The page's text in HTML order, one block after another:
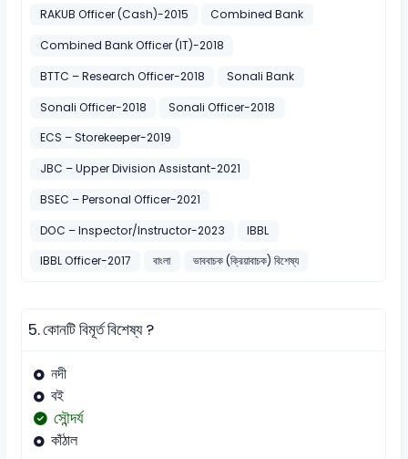
RAKUB Officer (Cash)-2015
Combined Bank
Combined Bank Officer (IT)-2018
BTTC – Research Officer-2018
Sonali Bank
Sonali Officer-2018
Sonali Officer-2018
ECS – Storekeeper-2019
JBC – Upper Division Assistant-2021
BSEC – Personal Officer-2021
DOC – Inspector/Instructor-2023
IBBL
IBBL Officer-2017
বাংলা ভাববাচক (ক্রিয়াবাচক) বিশেষ্য
5.কোনটি বিমূর্ত বিশেষ্য ?
নদী
বই
সৌন্দর্য
কাঁঠাল